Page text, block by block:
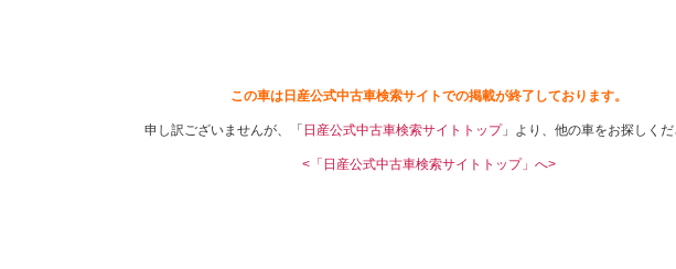
この車は日産公式中古車検索サイトでの掲載が終了しております。
申し訳ございませんが、「 日産公式中古車検索サイトトップ」より、他の車をお探しくだ
<「日産公式中古車検索サイトトップ」へ>